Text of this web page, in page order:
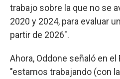
trabajo sobre la que no se
2020 y 2024, para evaluar
partir de 2026".
Ahora, Oddone señaló en
"estamos trabajando (con la